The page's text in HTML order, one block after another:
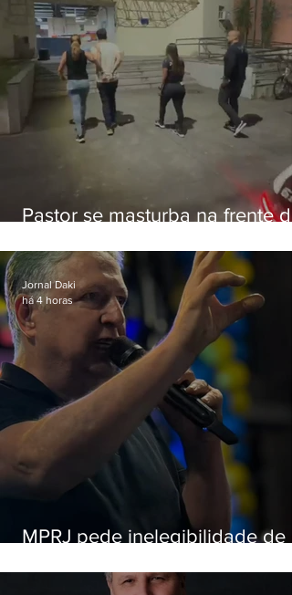
Pastor se masturba na frente de
MPRJ pede inelegibilidade de
Jornal Daki
há 4 horas